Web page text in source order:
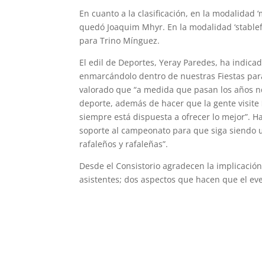
En cuanto a la clasificación, en la modalidad
quedó Joaquim Mhyr. En la modalidad
para Trino Mínguez.
El edil de Deportes, Yeray Paredes, ha
enmarcándolo dentro de nuestras Fiestas
valorado que “a medida que pasan los años
deporte, además de hacer que la gente
siempre está dispuesta a ofrecer lo mejor”.
soporte al campeonato para que siga
rafaleños y rafaleñas”.
Desde el Consistorio agradecen la
asistentes; dos aspectos que hacen que el